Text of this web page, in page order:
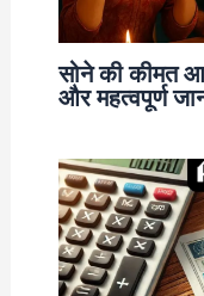
सोने की कीमत
और महत्वपूर्ण